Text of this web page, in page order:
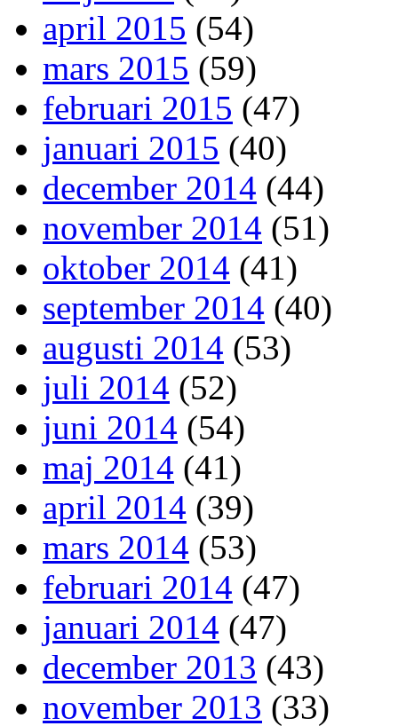
april 2015 (54)
mars 2015 (59)
februari 2015 (47)
januari 2015 (40)
december 2014 (44)
november 2014 (51)
oktober 2014 (41)
september 2014 (40)
augusti 2014 (53)
juli 2014 (52)
juni 2014 (54)
maj 2014 (41)
april 2014 (39)
mars 2014 (53)
februari 2014 (47)
januari 2014 (47)
december 2013 (43)
november 2013 (33)